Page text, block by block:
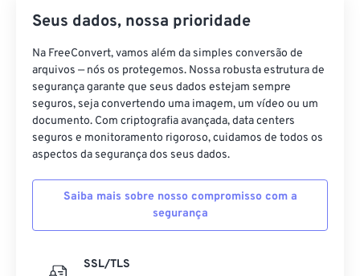
Seus dados, nossa prioridade
Na FreeConvert, vamos além da simples conversão de
arquivos — nós os protegemos. Nossa robusta estrutura de
segurança garante que seus dados estejam sempre
seguros, seja convertendo uma imagem, um vídeo ou um
documento. Com criptografia avançada, data centers
seguros e monitoramento rigoroso, cuidamos de todos os
aspectos da segurança dos seus dados.
Saiba mais sobre nosso compromisso com a
segurança
SSL/TLS